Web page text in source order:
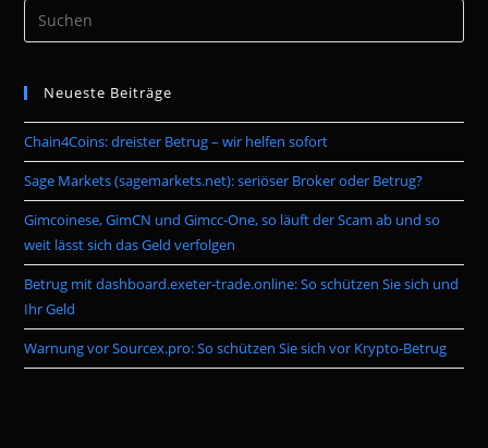
the
Neueste Beiträge
Chain4Coins: dreister Betrug – wir helfen sofort
Sage Markets (sagemarkets.net): seriöser Broker oder Betrug?
Gimcoinese, GimCN und Gimcc-One, so läuft der Scam ab und so
weit lässt sich das Geld verfolgen
Betrug mit dashboard.exeter-trade.online: So schützen Sie sich und
Ihr Geld
Warnung vor Sourcex.pro: So schützen Sie sich vor Krypto-Betrug